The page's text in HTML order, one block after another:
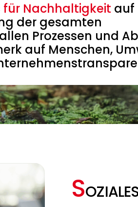
für Nachhaltigkeit auf
der gesamten
Prozessen und
auf Menschen,
S